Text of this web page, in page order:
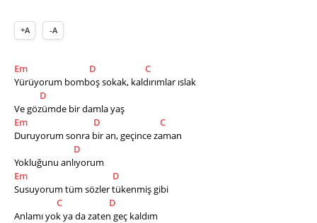
+A -A
Em D
C
Yürüyorum bomboş sokak, kaldırımlar ıslak
D
Ve gözümde bir damla yaş
Em
D
C
Duruyorum sonra bir an, geçince zaman
D
Yokluğunu anlıyorum
Em
D
Susuyorum tüm sözler tükenmiş gibi
C
D
Anlamı yok ya da zaten geç kaldım